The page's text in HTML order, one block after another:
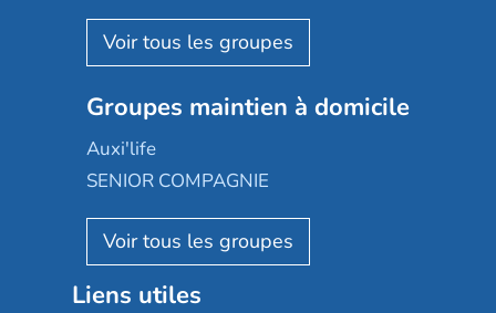
Aquarelia
Nexity edenea
Les jardins d'Arcadie
Occitalia
Appartseniors
Reseda
Stella management
Les villages d'or
Korian
Emera
Groupe SOS
Le Noble Âge
Almage
Résidalya
Groupe aplus
Groupes maintien à domicile
Auxi'life
SENIOR COMPAGNIE
AGE D'OR Services
Liens utiles